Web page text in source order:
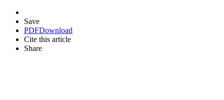
Save
PDFDownload
Cite this article
Share